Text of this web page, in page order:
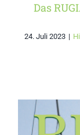
Das
24. Juli 2023 |